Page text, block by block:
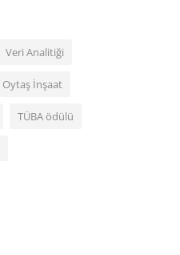
Veri Analitiği
Oytaş İnşaat
TÜBA ödülü